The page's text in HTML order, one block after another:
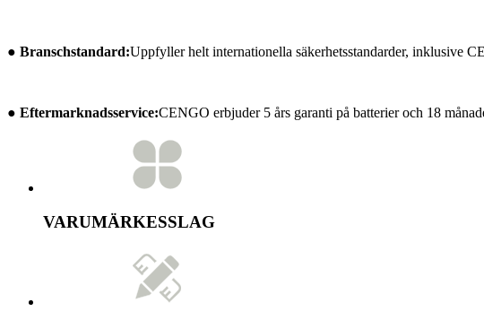
● Branschstandard:Uppfyller helt internationella säkerhetsstandarder, inklusive
● Eftermarknadsservice:CENGO erbjuder 5 års garanti på batterier och 18
VARUMÄRKESSLAG